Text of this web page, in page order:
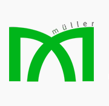
Inhalt